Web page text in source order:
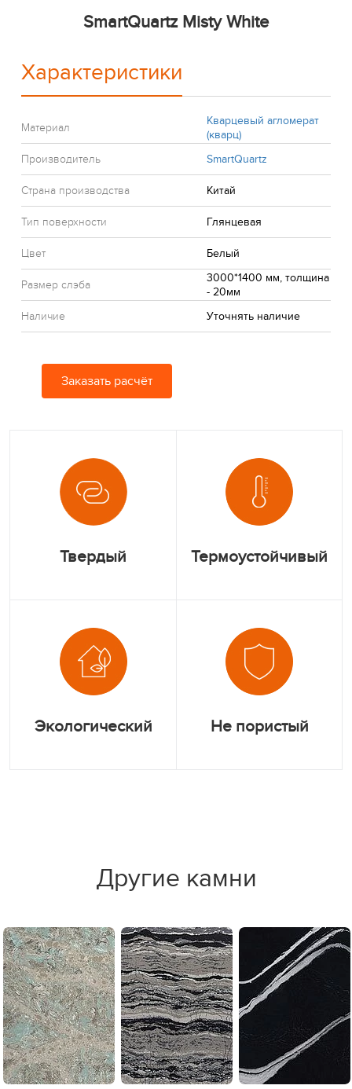
SmartQuartz Misty White
Характеристики
Материал
Кварцевый агломерат
(кварц)
Производитель
SmartQuartz
Страна производства Китай
Тип поверхности Глянцевая
Цвет Белый
Размер слэба
3000*1400 мм, толщина
- 20мм
Наличие
Уточнять наличие
Заказать расчёт
Твердый Термоустойчивый
Экологический Не пористый
Другие камни